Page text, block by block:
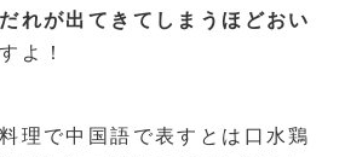
れが出てきてしまうほどおい
よ！
理で中国語で表すとは口水鶏